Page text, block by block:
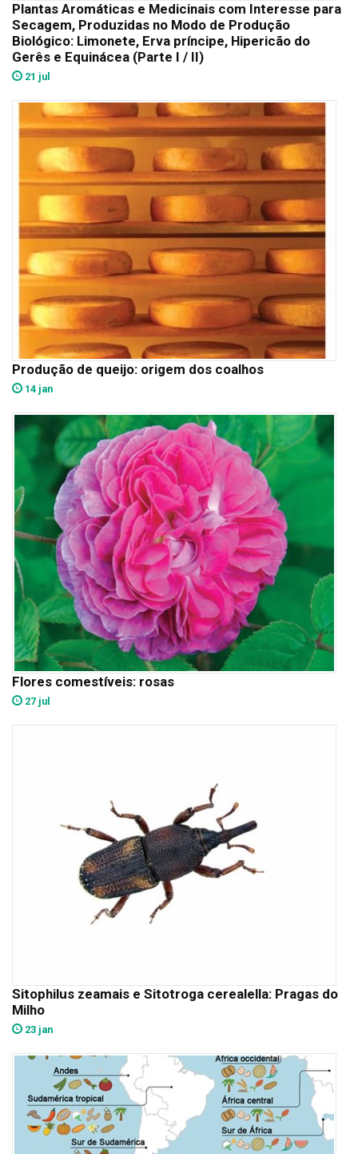
Plantas Aromáticas e Medicinais com Interesse para
Secagem, Produzidas no Modo de Produção
Biológico: Limonete, Erva príncipe, Hipericão do
Gerês e Equinácea (Parte I / II)
21 jul
Produção de queijo: origem dos coalhos
14 jan
Flores comestíveis: rosas
27 jul
Sitophilus zeamais e Sitotroga cerealella: Pragas do
Milho
23 jan